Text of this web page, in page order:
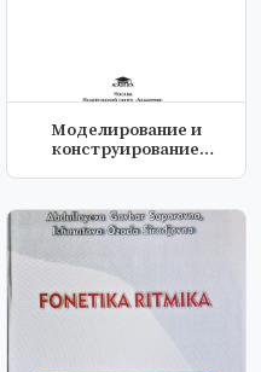
Моделирование и
конструирование